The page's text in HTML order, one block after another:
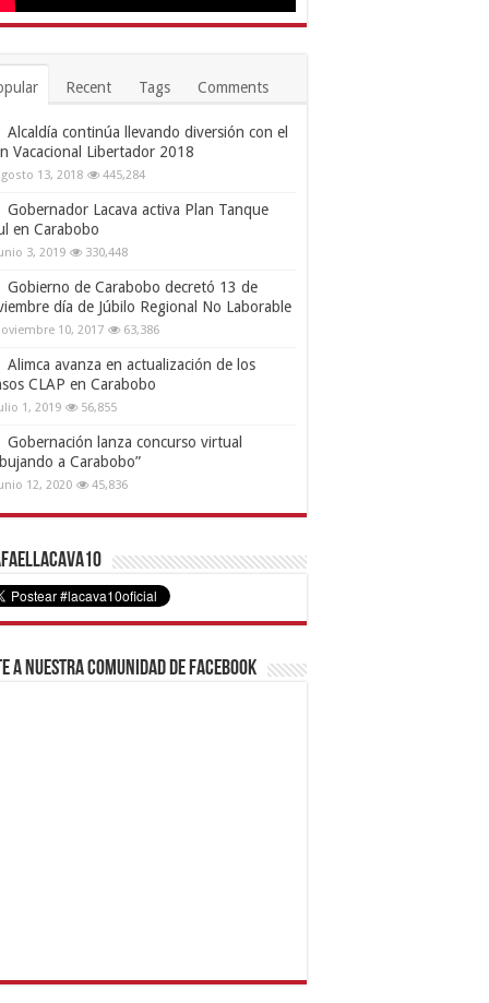
Recent Tags Comments
Alcaldía continúa llevando diversión con el
Vacacional Libertador 2018
13, 2018 445,284
Gobernador Lacava activa Plan Tanque
en Carabobo
3, 2019 330,448
Gobierno de Carabobo decretó 13 de
día de Júbilo Regional No Laborable
10, 2017 63,386
Alimca avanza en actualización de los
CLAP en Carabobo
1, 2019 56,855
Gobernación lanza concurso virtual
a Carabobo”
12, 2020 45,836
a nuestra comunidad de Facebook